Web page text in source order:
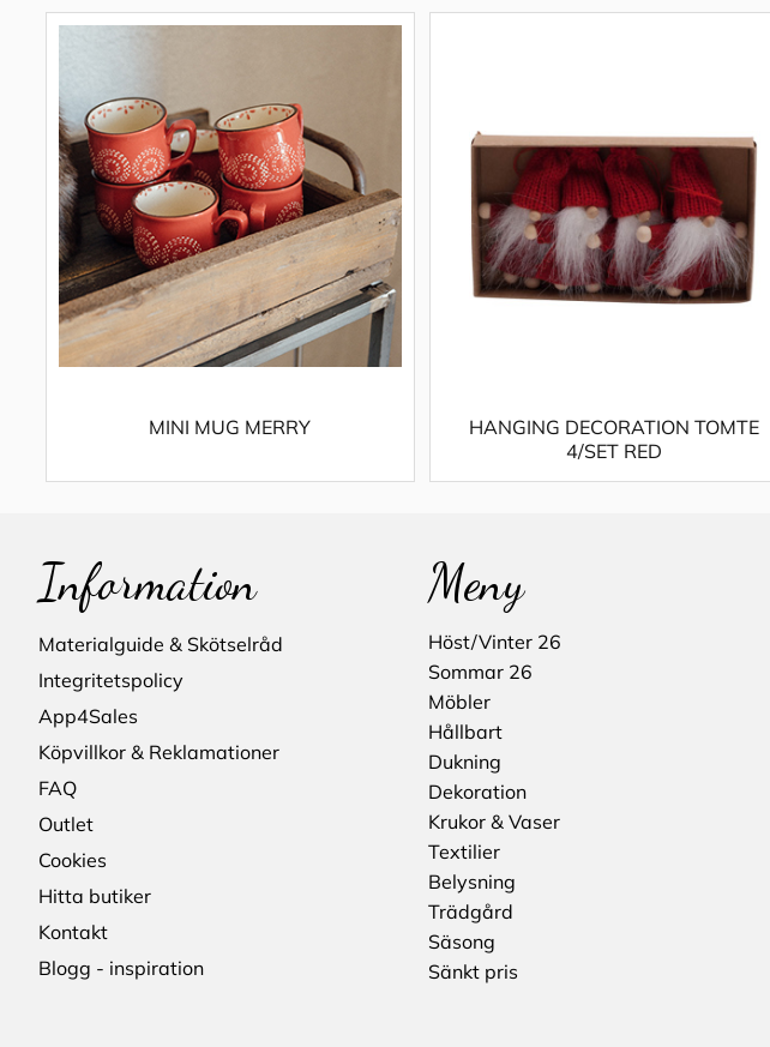
MINI MUG MERRY
HANGING DECORATION TOMTE
4/SET RED
Information
Materialguide & Skötselråd
Integritetspolicy
App4Sales
Köpvillkor & Reklamationer
FAQ
Outlet
Cookies
Hitta butiker
Kontakt
Blogg - inspiration
Meny
Höst/Vinter 26
Sommar 26
Möbler
Hållbart
Dukning
Dekoration
Krukor & Vaser
Textilier
Belysning
Trädgård
Säsong
Sänkt pris